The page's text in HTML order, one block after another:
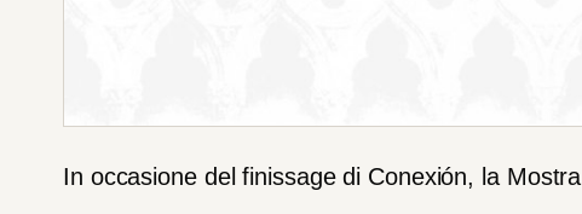
In occasione del finissage di Conexión, la Mostra